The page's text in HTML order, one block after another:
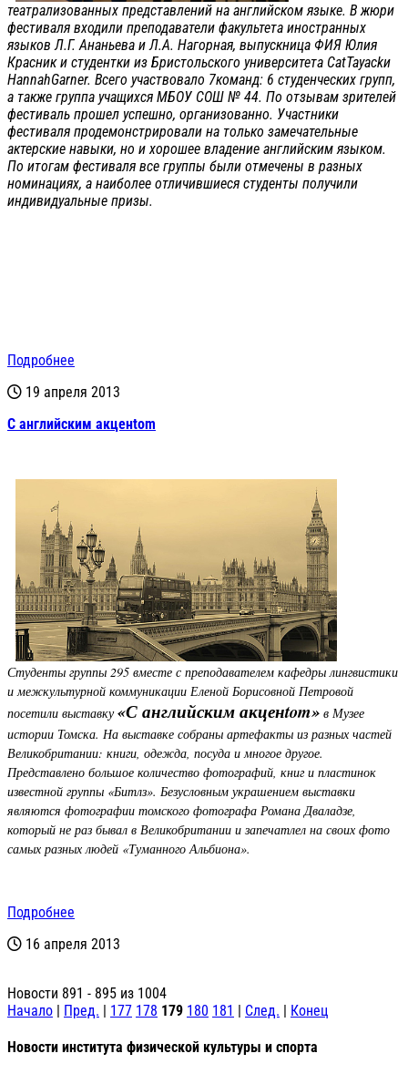
театрализованных представлений на английском языке. В жюри
фестиваля входили преподаватели факультета иностранных
языков Л.Г. Ананьева и Л.А. Нагорная, выпускница ФИЯ Юлия
Красник и студентки из Бристольского университета CatTayackи
HannahGarner. Всего участвовало 7команд: 6 студенческих групп,
а также группа учащихся МБОУ СОШ № 44. По отзывам зрителей
фестиваль прошел успешно, организованно. Участники
фестиваля продемонстрировали на только замечательные
актерские навыки, но и хорошее владение английским языком.
По итогам фестиваля все группы были отмечены в разных
номинациях, а наиболее отличившиеся студенты получили
индивидуальные призы.
Подробнее
19 апреля 2013
С английским акценtom
Студенты группы 295 вместе с преподавателем кафедры лингвистики
и межкультурной коммуникации Еленой Борисовной Петровой
посетили выставку«С английским акценtom» в Музее
истории Томска. На выставке собраны артефакты из разных частей
Великобритании: книги, одежда, посуда и многое другое.
Представлено большое количество фотографий, книг и пластинок
известной группы «Битлз». Безусловным украшением выставки
являются фотографии томского фотографа Романа Дваладзе,
который не раз бывал в Великобритании и запечатлел на своих фото
самых разных людей «Туманного Альбиона».
Подробнее
16 апреля 2013
Новости 891 - 895 из 1004
Начало | Пред. | 177 178 179 180 181 | След. | Конец
Новости института физической культуры и спорта